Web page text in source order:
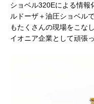
ショベル320Eによる情報
ルドーザ＋油圧ショベル
もたくさんの現場をこな
イオニア企業として頑張